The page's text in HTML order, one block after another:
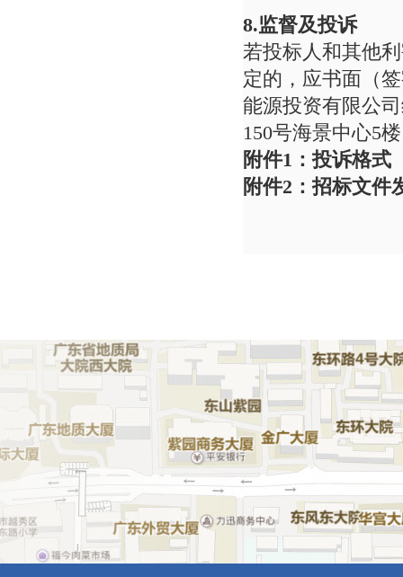
8.监督及投诉
若投标人和其他
定的，应书面（
能源投资有限公
150号海景中心5
附件1：投诉格式
附件2：招标文件